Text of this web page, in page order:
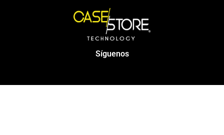
Síguenos